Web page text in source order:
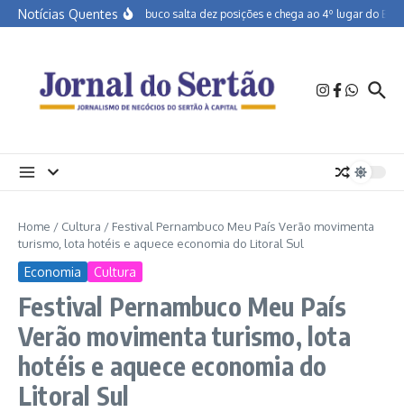
Ir para o conteúdo
Notícias QuentesPernambuco salta dez posições e chega ao 4º lugar do
Home / Cultura / Festival Pernambuco Meu País Verão movimenta
turismo, lota hotéis e aquece economia do Litoral Sul
Economia Cultura
Festival Pernambuco Meu País
Verão movimenta turismo, lota
hotéis e aquece economia do
Litoral Sul